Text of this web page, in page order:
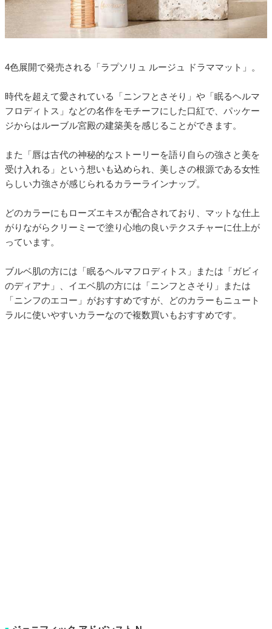
4色展開で発売される「ラプソリュ ルージュ ドラママット」。
時代を超えて愛されている「ニンフとさそり」や「眠るヘルマ
フロディトス」などの名作をモチーフにした口紅で、パッケー
ジからはルーブル宮殿の建築美を感じることができます。
また「唇は古代の神秘的なストーリーを語り自らの強さと美を
受け入れる」という想いも込められ、美しさの根源である女性
らしい力強さが感じられるカラーラインナップ。
どのカラーにもローズエキスが配合されており、マットな仕上
がりながらクリーミーで塗り心地の良いテクスチャーに仕上が
っています。
ブルベ肌の方には「眠るヘルマフロディトス」または「ガビィ
のディアナ」、イエベ肌の方には「ニンフとさそり」または
「ニンフのエコー」がおすすめですが、どのカラーもニュート
ラルに使いやすいカラーなので複数買いもおすすめです。